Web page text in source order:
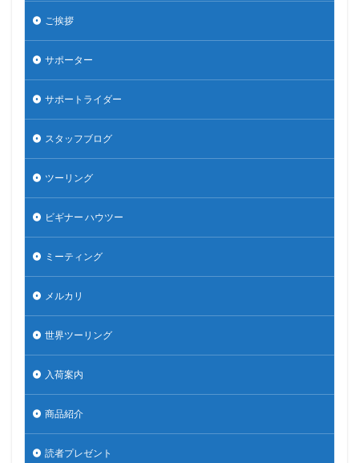
ご挨拶
サポーター
サポートライダー
スタッフブログ
ツーリング
ビギナー ハウツー
ミーティング
メルカリ
世界ツーリング
入荷案内
商品紹介
読者プレゼント